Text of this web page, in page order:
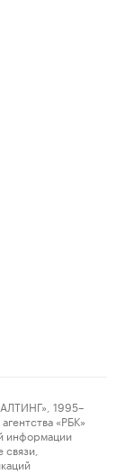
1995–
«РБК»
информации